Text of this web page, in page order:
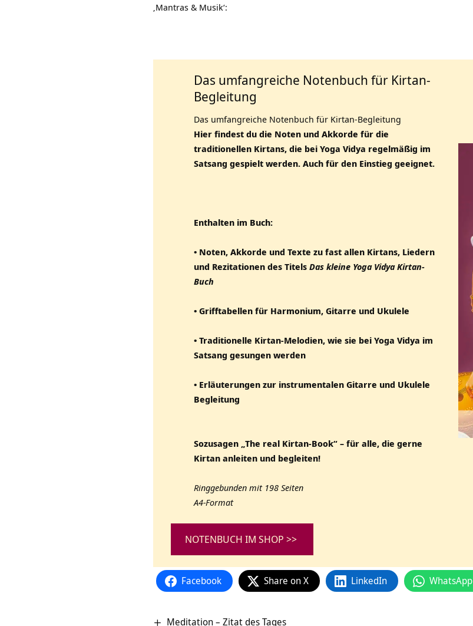
‚Mantras & Musik‘:
Das umfangreiche Notenbuch für Kirtan-
Begleitung
Das umfangreiche Notenbuch für Kirtan-Begleitung
Hier findest du die Noten und Akkorde für die
traditionellen Kirtans, die bei Yoga Vidya regelmäßig im
Satsang gespielt werden. Auch für den Einstieg geeignet.
Enthalten im Buch:
• Noten, Akkorde und Texte zu fast allen Kirtans, Liedern
und Rezitationen des TitelsDas kleine Yoga Vidya Kirtan-
Buch
• Grifftabellen für Harmonium, Gitarre und Ukulele
• Traditionelle Kirtan-Melodien, wie sie bei Yoga Vidya im
Satsang gesungen werden
• Erläuterungen zur instrumentalen Gitarre und Ukulele
Begleitung
Sozusagen „The real Kirtan-Book“ – für alle, die gerne
Kirtan anleiten und begleiten!
Ringgebunden mit 198 Seiten
A4-Format
NOTENBUCH IM SHOP >>
Facebook Share on X LinkedIn WhatsApp
Meditation – Zitat des Tages